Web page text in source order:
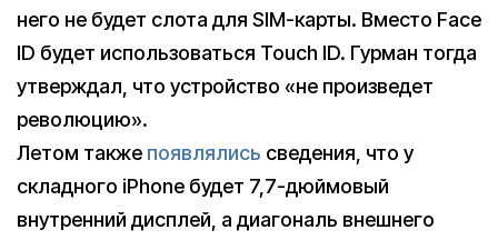
него не будет слота для SIM-карты. Вместо Face
ID будет использоваться Touch ID. Гурман тогда
утверждал, что устройство «не произведет
революцию».
Летом также появлялись сведения, что у
складного iPhone будет 7,7-дюймовый
внутренний дисплей, а диагональ внешнего